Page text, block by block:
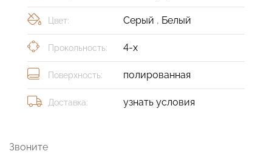
Цвет: Серый , Белый
Прокольность: 4-х
Поверхность: полированная
Доставка: узнать условия
Звоните